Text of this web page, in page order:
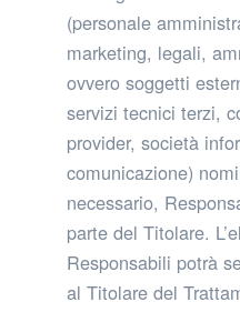
(personale
marketing, legali,
ovvero soggetti
servizi tecnici terzi,
provider, società
comunicazione)
necessario,
parte del Titolare.
Responsabili potrà
al Titolare del